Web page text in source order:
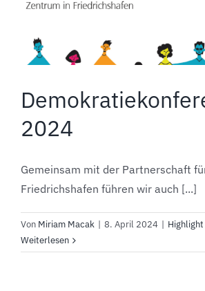
2024
Gemeinsam mit der Partnerschaft
Friedrichshafen führen wir auch [...]
Von Miriam Macak | 8. April 2024 | Highlight
Weiterlesen